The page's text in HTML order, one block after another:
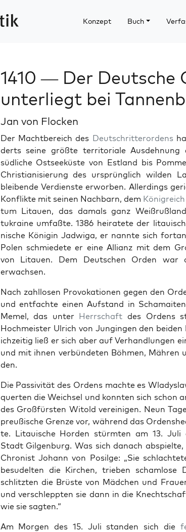
Konzept Buch
1410 — Der Deutsche
unterliegt bei
Jan von Flocken
Der Macht­bere­ich des Deutschrit­teror­dens
derts seine größte ter­ri­to­ri­ale Aus­dehnung
südliche Ost­seeküste von Est­land bis
Chris­tian­isierung des ursprünglich wilden
bleibende Ver­di­en­ste erwor­ben. Allerd­ings
Kon­flik­te mit seinen Nach­barn, dem Kön­i­gre­ich
tum Litauen, das damals ganz
tukraine umfaßte. 1386 heiratete der
nis­che Köni­gin Jad­wiga, er nan­nte sich
Polen schmiedete er eine Allianz mit dem
von Litauen. Dem Deutschen Orden war
erwach­sen.
Nach zahllosen Pro­voka­tio­nen gegen den
und ent­fachte einen Auf­s­tand in
Memel, das unter Herrschaft des Ordens
Hochmeis­ter Ulrich von Jungin­gen den
ichzeit­ig ließ er sich aber auf Ver­hand­lun­gen
und mit ihnen ver­bün­de­ten Böh­men,
den.
Die Pas­siv­ität des Ordens machte es
querten die Weich­sel und kon­nten sich schon
des Großfürsten Witold vere­ini­gen. Neun
preußis­che Gren­ze vor, während das
te. Litauis­che Hor­den stürmten am 13. Juli
Stadt Gilgen­burg. Was sich danach
Chro­nist Johann von Posilge: „Sie
besudel­ten die Kirchen, trieben
schlitzten die Brüste von Mäd­chen und
und ver­schleppten sie dann in die
wie sie sagten.“
Am Mor­gen des 15. Juli standen sich die